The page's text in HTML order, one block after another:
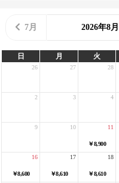
7月 2026年8
日 月 火
26 27 28
2 3 4
9 10
￥8,900
11
￥8,600
16
￥8,610
17
￥8,610
18